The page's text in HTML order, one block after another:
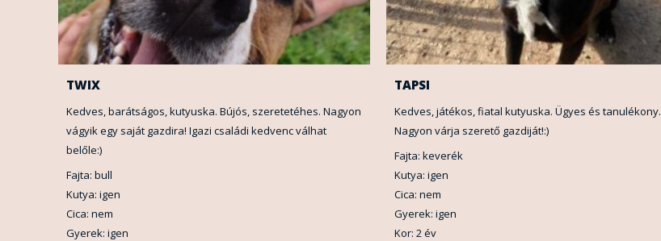
TWIX
Kedves, barátságos, kutyuska. Bújós, szeretetéhes. Nagyon
vágyik egy saját gazdira! Igazi családi kedvenc válhat
belőle:)
Fajta: bull
Kutya: igen
Cica: nem
Gyerek: igen
TAPSI
Kedves, játékos, fiatal kutyuska. Ügyes és tanulékony.
Nagyon várja szerető gazdiját!:)
Fajta: keverék
Kutya: igen
Cica: nem
Gyerek: igen
Kor: 2 év